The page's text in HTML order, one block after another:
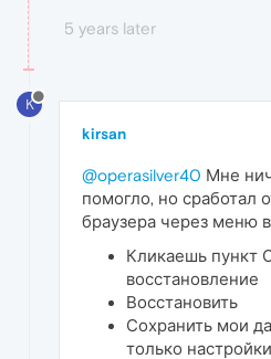
5 years later
K
kirsan
@operasilver40 Мне
помогло, но сработал
браузера через меню
Кликаешь пункт
восстановление
Восстановить
Сохранить мои
только